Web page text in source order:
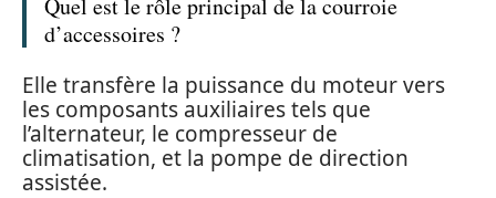
Quel est le rôle principal de la courroie
d’accessoires ?
Elle transfère la puissance du moteur vers
les composants auxiliaires tels que
l’alternateur, le compresseur de
climatisation, et la pompe de direction
assistée.